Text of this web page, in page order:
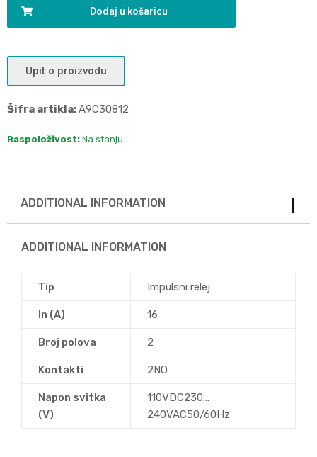
Dodaj u košaricu
Upit o proizvodu
Šifra artikla:A9C30812
Raspoloživost: Na stanju
ADDITIONAL INFORMATION
ADDITIONAL INFORMATION
Tip Impulsni relej
In (A) 16
Broj polova 2
Kontakti 2NO
Napon svitka
(V)
110VDC230…
240VAC50/60Hz